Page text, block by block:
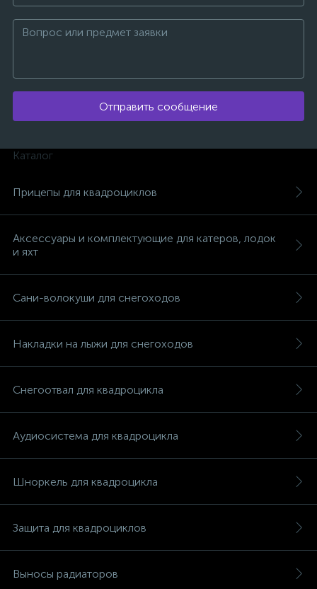
Отправить сообщение
Каталог
Прицепы для квадроциклов
Аксессуары и комплектующие для катеров, лодок
и яхт
Сани-волокуши для снегоходов
Накладки на лыжи для снегоходов
Снегоотвал для квадроцикла
Аудиосистема для квадроцикла
Шноркель для квадроцикла
Защита для квадроциклов
Выносы радиаторов